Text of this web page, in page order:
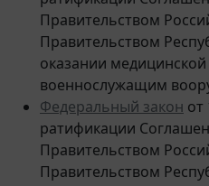
Правительством
оказании
военнослужащим
Федеральный законот
ратификации
Правительством
Правительством
оказании